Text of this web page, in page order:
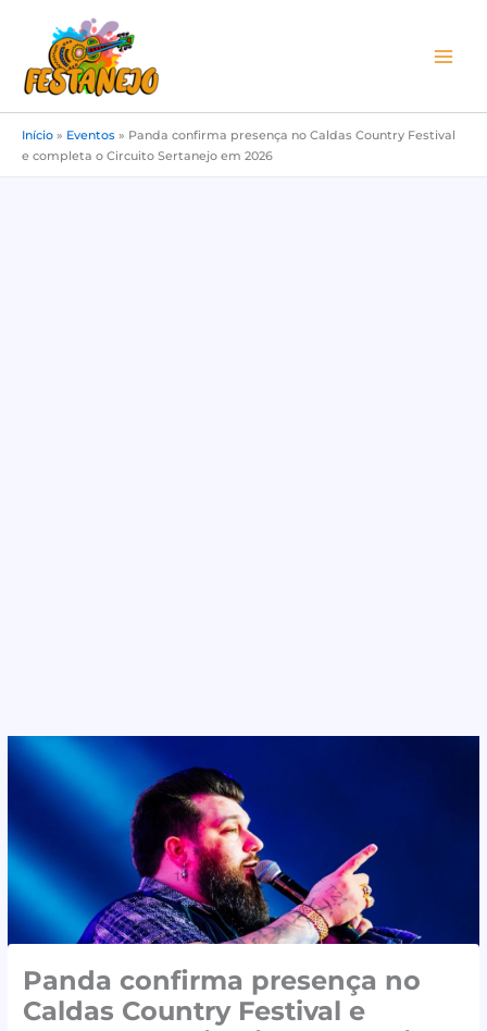
conteúdo
Início » Eventos » Panda confirma presença no Caldas Country Festival
e completa o Circuito Sertanejo em 2026
Panda confirma presença no
Caldas Country Festival e